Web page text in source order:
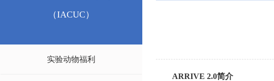
（IACUC）
实验动物福利
ARRIVE 2.0简介